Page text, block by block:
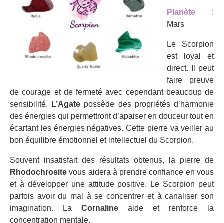
Planète :
Mars
Le Scorpion
est loyal et
direct. Il peut
faire preuve
de courage et de fermeté avec cependant beaucoup de
sensibilité.
L’Agate possède des propriétés d’harmonie
des énergies qui permettront d’apaiser en douceur tout en
écartant les énergies négatives. Cette pierre va veiller au
bon équilibre émotionnel et intellectuel du Scorpion.
Souvent insatisfait des résultats obtenus, la pierre de
Rhodochrosite vous aidera à prendre confiance en vous
et à développer une attitude positive. Le Scorpion peut
parfois avoir du mal à se concentrer et à canaliser son
imagination. La Cornaline aide et renforce la
concentration mentale.